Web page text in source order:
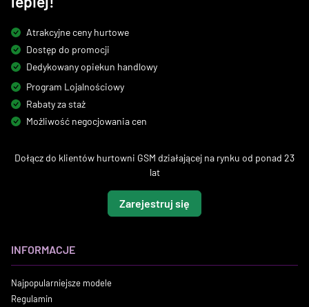
Atrakcyjne ceny hurtowe
Dostęp do promocji
Dedykowany opiekun handlowy
Program Lojalnościowy
Rabaty za staż
Możliwość negocjowania cen
Dołącz do klientów hurtowni GSM działającej na rynku od ponad 23
lat
Zarejestruj się
INFORMACJE
Najpopularniejsze modele
Regulamin